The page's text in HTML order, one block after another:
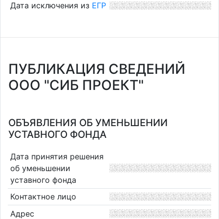
Дата исключения из ЕГР
ПУБЛИКАЦИЯ СВЕДЕНИЙ
ООО "СИБ ПРОЕКТ"
ОБЪЯВЛЕНИЯ ОБ УМЕНЬШЕНИИ
УСТАВНОГО ФОНДА
Дата принятия решения
об уменьшении
уставного фонда
Контактное лицо
Адрес